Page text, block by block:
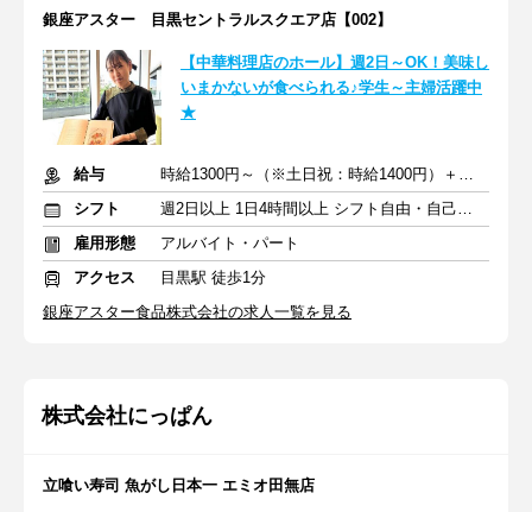
銀座アスター 目黒セントラルスクエア店【002】
【中華料理店のホール】週2日～OK！美味し
いまかないが食べられる♪学生～主婦活躍中
★
給与
時給1300円～（※土日祝：時給1400円）＋交通費支給
シフト
週2日以上 1日4時間以上 シフト自由・自己申告
雇用形態
アルバイト・パート
アクセス
目黒駅 徒歩1分
銀座アスター食品株式会社の求人一覧を見る
株式会社にっぱん
立喰い寿司 魚がし日本一 エミオ田無店